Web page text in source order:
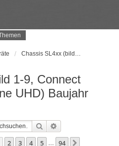
Chassis SL4xx (bild 1-9, Connect UHD, Art UHD, One UHD) Baujahr 2016 - ...
1-9, Connect
UHD) Baujahr
Suche
1Von 94
2 3 4 5 … 94